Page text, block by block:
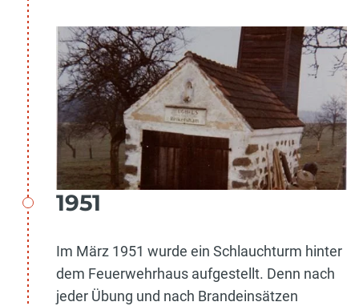
1951
Im März 1951 wurde ein Schlauchturm hinter
dem Feuerwehrhaus aufgestellt. Denn nach
jeder Übung und nach Brandeinsätzen